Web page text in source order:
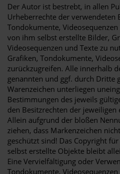
Der Autor ist bestrebt, in allen
Urheberrechte der verwendeten
Tondokumente,
von ihm selbst erstellte Bilder,
Videosequenzen und Texte zu
Grafiken, Tondokumente,
zurückzugreifen. Alle innerhalb
genannten und ggf. durch Dritte
Warenzeichen unterliegen
Bestimmungen des jeweils
den Besitzrechten der jeweiligen
Allein aufgrund der bloßen
ziehen, dass Markenzeichen
geschützt sind! Das Copyright
selbst erstellte Objekte bleibt
Eine Vervielfältigung oder
Tondokumente,